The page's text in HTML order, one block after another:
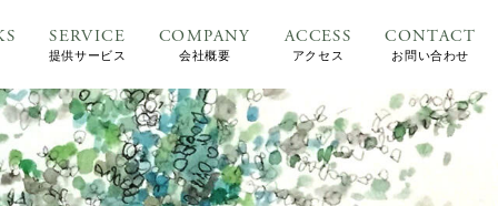
SERVICE
提供サービス
COMPANY
会社概要
ACCESS
アクセス
CONTACT
お問い合わせ